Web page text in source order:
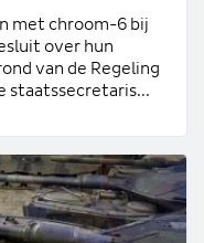
met chroom-6 bij
over hun
van de Regeling
staatssecretaris...